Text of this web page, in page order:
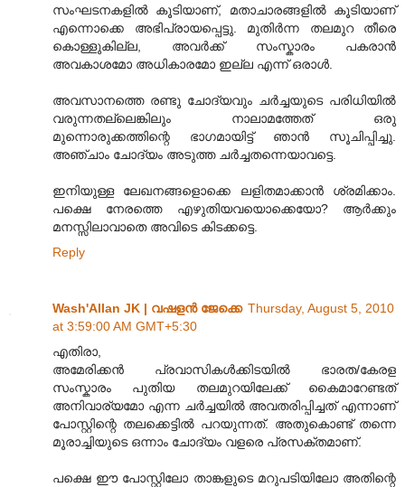
സംഘടനകളിൽ കൂടിയാണ്, മതാചാരങ്ങളിൽ കൂടിയാണ്
എന്നൊക്കെ അഭിപ്രായപ്പെട്ടു. മുതിർന്ന തലമുറ തീരെ
കൊള്ളുകില്ല, അവർക്ക് സംസ്കാരം പകരാൻ
അവകാശമോ അധികാരമോ ഇല്ല എന്ന് ഒരാൾ.
അവസാനത്തെ രണ്ടു ചോദ്യവും ചർച്ചയുടെ പരിധിയിൽ
വരുന്നതല്ലെങ്കിലും നാലാമത്തേത് ഒരു
മുന്നൊരുക്കത്തിന്റെ ഭാഗമായിട്ട് ഞാൻ സൂചിപ്പിച്ചു.
അഞ്ചാം ചോദ്യം അടുത്ത ചർച്ചതന്നെയാവട്ടെ.
ഇനിയുള്ള ലേഖനങ്ങളൊക്കെ ലളിതമാക്കാൻ ശ്രമിക്കാം.
പക്ഷെ നേരത്തെ എഴുതിയവയൊക്കെയോ? ആർക്കും
മനസ്സിലാവാതെ അവിടെ കിടക്കട്ടെ.
Reply
Wash'Allan JK | വഷളന്‍ ജേക്കെ Thursday, August 5, 2010
at 3:59:00 AM GMT+5:30
എതിരാ,
അമേരിക്കൻ പ്രവാസികൾക്കിടയിൽ ഭാരത/കേരള
സംസ്കാരം പുതിയ തലമുറയിലേക്ക് കൈമാറേണ്ടത്
അനിവാര്യമോ എന്ന ചർച്ചയിൽ അവതരിപ്പിച്ചത് എന്നാണ്
പോസ്റ്റിന്റെ തലക്കെട്ടില്‍ പറയുന്നത്. അതുകൊണ്ട് തന്നെ
മൂരാച്ചിയുടെ ഒന്നാം ചോദ്യം വളരെ പ്രസക്തമാണ്.
പക്ഷെ ഈ പോസ്റ്റിലോ താങ്കളുടെ മറുപടിയിലോ അതിന്റെ